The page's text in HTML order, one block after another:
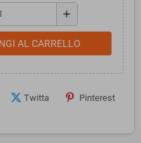
add
AL CARRELLO
Twitta Pinterest